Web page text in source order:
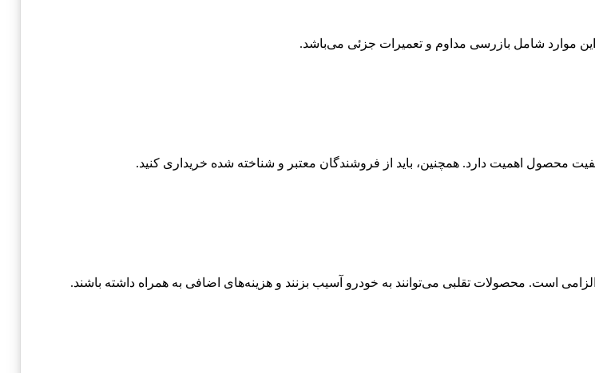
موارد شامل بازرسی مداوم و تعمیرات جزئی می‌باشد.
محصول اهمیت دارد. همچنین، باید از فروشندگان معتبر و شناخته شده خریداری کنید.
است. محصولات تقلبی می‌توانند به خودرو آسیب بزنند و هزینه‌های اضافی به همراه داشته باشند.